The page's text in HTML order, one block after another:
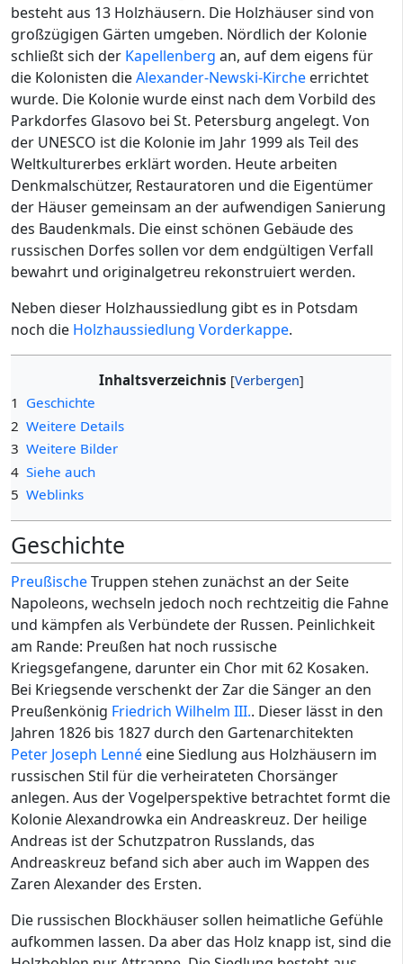
besteht aus 13 Holzhäusern. Die Holzhäuser sind von
großzügigen Gärten umgeben. Nördlich der Kolonie
schließt sich der Kapellenberg an, auf dem eigens für
die Kolonisten dieAlexander-Newski-Kirche errichtet
wurde. Die Kolonie wurde einst nach dem Vorbild des
Parkdorfes Glasovo bei St. Petersburg angelegt. Von
der UNESCO ist die Kolonie im Jahr 1999 als Teil des
Weltkulturerbes erklärt worden. Heute arbeiten
Denkmalschützer, Restauratoren und die Eigentümer
der Häuser gemeinsam an der aufwendigen Sanierung
des Baudenkmals. Die einst schönen Gebäude des
russischen Dorfes sollen vor dem endgültigen Verfall
bewahrt und originalgetreu rekonstruiert werden.
Neben dieser Holzhaussiedlung gibt es in Potsdam
noch die Holzhaussiedlung Vorderkappe.
Inhaltsverzeichnis
1 Geschichte
2 Weitere Details
3 Weitere Bilder
4 Siehe auch
5 Weblinks
Geschichte
PreußischeTruppen stehen zunächst an der Seite
Napoleons, wechseln jedoch noch rechtzeitig die Fahne
und kämpfen als Verbündete der Russen. Peinlichkeit
am Rande: Preußen hat noch russische
Kriegsgefangene, darunter ein Chor mit 62 Kosaken.
Bei Kriegsende verschenkt der Zar die Sänger an den
Preußenkönig Friedrich Wilhelm III.. Dieser lässt in den
Jahren 1826 bis 1827 durch den Gartenarchitekten
Peter Joseph Lenné eine Siedlung aus Holzhäusern im
russischen Stil für die verheirateten Chorsänger
anlegen. Aus der Vogelperspektive betrachtet formt die
Kolonie Alexandrowka ein Andreaskreuz. Der heilige
Andreas ist der Schutzpatron Russlands, das
Andreaskreuz befand sich aber auch im Wappen des
Zaren Alexander des Ersten.
Die russischen Blockhäuser sollen heimatliche Gefühle
aufkommen lassen. Da aber das Holz knapp ist, sind die